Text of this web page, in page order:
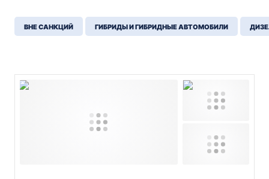
ВНЕ САНКЦИЙ ГИБРИДЫ И ГИБРИДНЫЕ АВТОМОБИЛИ